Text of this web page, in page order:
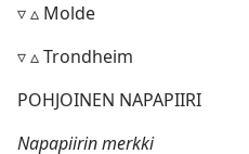
▿ ▵ Molde
▿ ▵ Trondheim
POHJOINEN NAPAPIIRI
Napapiirin merkki